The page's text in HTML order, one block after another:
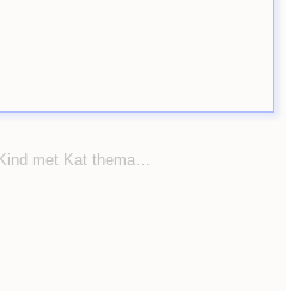
met Kat thema…